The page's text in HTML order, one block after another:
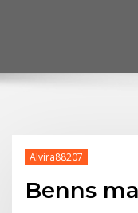
Alvira88207
Benns